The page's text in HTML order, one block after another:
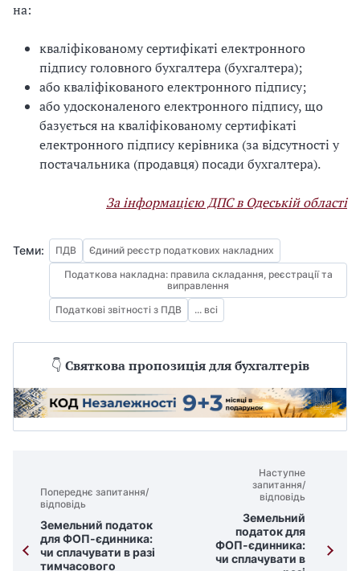
на:
кваліфікованому сертифікаті електронного
підпису головного бухгалтера (бухгалтера);
або кваліфікованого електронного підпису;
або удосконаленого електронного підпису, що
базується на кваліфікованому сертифікаті
електронного підпису керівника (за відсутності у
постачальника (продавця) посади бухгалтера).
За інформацією ДПС в Одеській області
Теми: ПДВ
Єдиний реєстр податкових накладних
Податкова накладна: правила складання, реєстрації та
виправлення
Податкові звітності з ПДВ
... всі
👇 Святкова пропозиція для бухгалтерів
Попереднє запитання/
відповідь
Земельний податок
для ФОП-єдинника:
чи сплачувати в разі
тимчасового
Наступне
запитання/
відповідь
Земельний
податок для
ФОП-єдинника:
чи сплачувати в